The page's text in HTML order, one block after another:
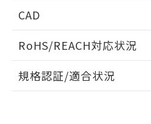
CAD
ドすることができます。
ログイン/会
RoHS/REACH対応状況
EU RoHS 注意事項・凡例
規格認証/適合状況
欄に対応日を記載してお
既に当社にて対応品へ
していることから、特段
り、2022年1月12日より
す。